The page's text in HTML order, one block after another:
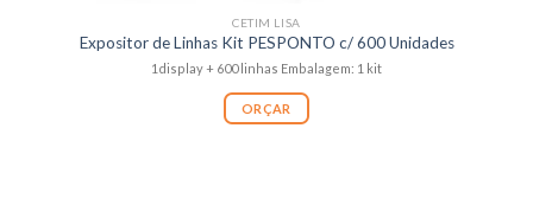
CETIM LISA
Expositor de Linhas Kit PESPONTO c/ 600 Unidades
1display + 600 linhas Embalagem: 1 kit
ORÇAR